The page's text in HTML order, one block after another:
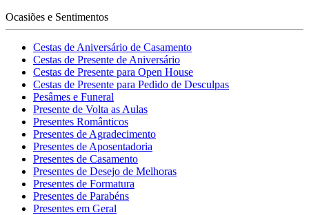
Ocasiões e Sentimentos
Cestas de Aniversário de Casamento
Cestas de Presente de Aniversário
Cestas de Presente para Open House
Cestas de Presente para Pedido de Desculpas
Pesâmes e Funeral
Presente de Volta as Aulas
Presentes Românticos
Presentes de Agradecimento
Presentes de Aposentadoria
Presentes de Casamento
Presentes de Desejo de Melhoras
Presentes de Formatura
Presentes de Parabéns
Presentes em Geral